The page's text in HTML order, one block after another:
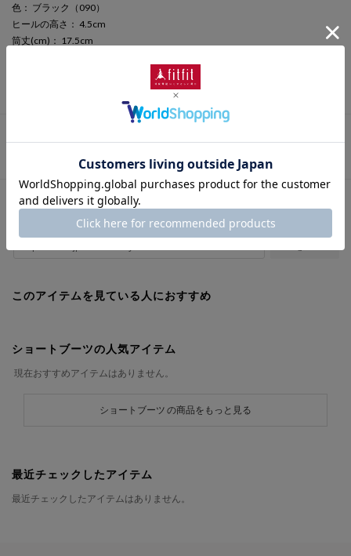
色 ： ブラック（090）
ヒールの高さ ： 4.5cm
筒丈(cm) ： 17.5cm
さらに詳しい情報を表示
この商品に関するお問い合わせ
このアイテムを見ている人におすすめ
ショートブーツの人気アイテム
現在おすすめアイテムはありません。
ショートブーツ の商品をもっと見る
最近チェックしたアイテム
最近チェックしたアイテムはありません。